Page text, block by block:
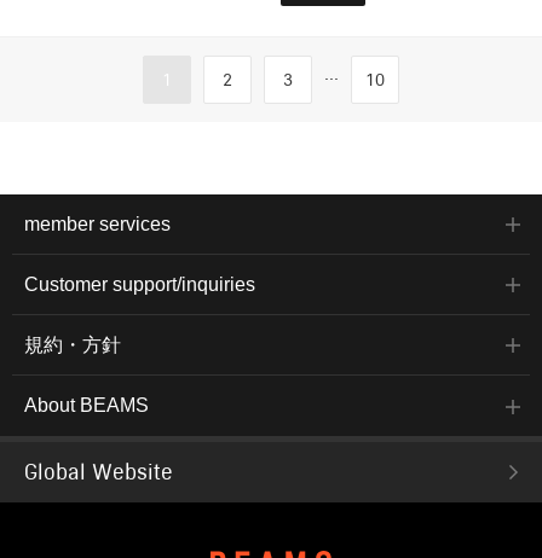
1 2 3 ... 10
member services
Customer support/inquiries
規約・方針
About BEAMS
Global Website